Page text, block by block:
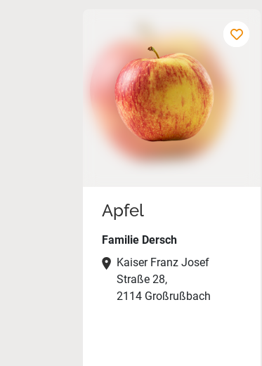
Apfel
Familie Dersch
Kaiser Franz Josef
Straße 28,
2114 Großrußbach